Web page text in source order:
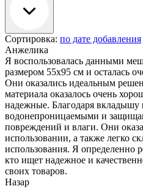
Сортировка: по дате добавления
Анжелика
Я воспользовалась данными
размером 55x95 см и осталась
Они оказались идеальным
материала оказалось очень
надежные. Благодаря
водонепроницаемыми и
повреждений и влаги. Они
использовании, а также легко
использования. Я определенно
кто ищет надежное и
своих товаров.
Назар